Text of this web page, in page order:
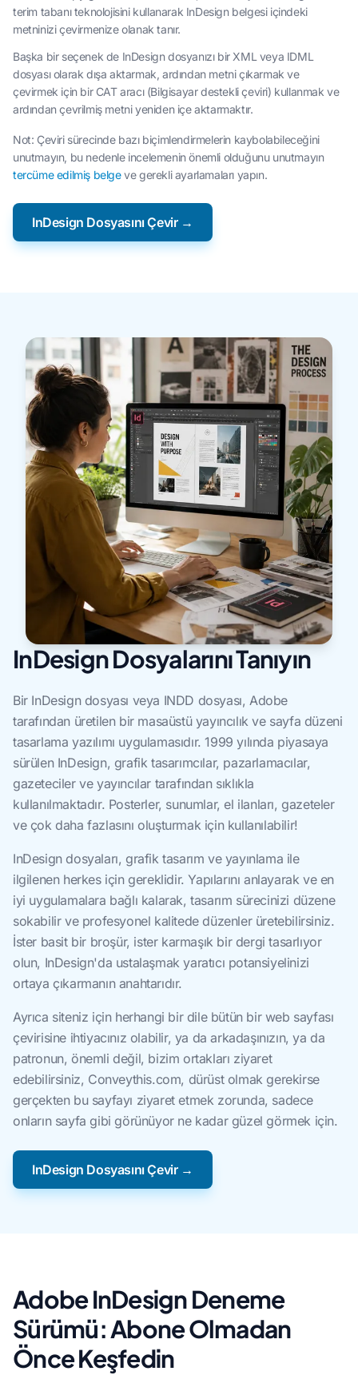
terim tabanı teknolojisini kullanarak InDesign belgesi içindeki
metninizi çevirmenize olanak tanır.
Başka bir seçenek de InDesign dosyanızı bir XML veya IDML
dosyası olarak dışa aktarmak, ardından metni çıkarmak ve
çevirmek için bir CAT aracı (Bilgisayar destekli çeviri) kullanmak ve
ardından çevrilmiş metni yeniden içe aktarmaktır.
Not: Çeviri sürecinde bazı biçimlendirmelerin kaybolabileceğini
unutmayın, bu nedenle incelemenin önemli olduğunu unutmayın
tercüme edilmiş belgeve gerekli ayarlamaları yapın.
InDesign Dosyasını Çevir →
InDesign Dosyalarını Tanıyın
Bir InDesign dosyası veya INDD dosyası, Adobe
tarafından üretilen bir masaüstü yayıncılık ve sayfa düzeni
tasarlama yazılımı uygulamasıdır. 1999 yılında piyasaya
sürülen InDesign, grafik tasarımcılar, pazarlamacılar,
gazeteciler ve yayıncılar tarafından sıklıkla
kullanılmaktadır. Posterler, sunumlar, el ilanları, gazeteler
ve çok daha fazlasını oluşturmak için kullanılabilir!
InDesign dosyaları, grafik tasarım ve yayınlama ile
ilgilenen herkes için gereklidir. Yapılarını anlayarak ve en
iyi uygulamalara bağlı kalarak, tasarım sürecinizi düzene
sokabilir ve profesyonel kalitede düzenler üretebilirsiniz.
İster basit bir broşür, ister karmaşık bir dergi tasarlıyor
olun, InDesign'da ustalaşmak yaratıcı potansiyelinizi
ortaya çıkarmanın anahtarıdır.
Ayrıca siteniz için herhangi bir dile bütün bir web sayfası
çevirisine ihtiyacınız olabilir, ya da arkadaşınızın, ya da
patronun, önemli değil, bizim ortakları ziyaret
edebilirsiniz, Conveythis.com, dürüst olmak gerekirse
gerçekten bu sayfayı ziyaret etmek zorunda, sadece
onların sayfa gibi görünüyor ne kadar güzel görmek için.
InDesign Dosyasını Çevir →
Adobe InDesign Deneme
Sürümü: Abone Olmadan
Önce Keşfedin